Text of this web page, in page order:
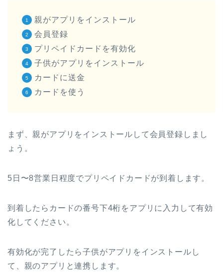
親がアプリをインストール
会員登録
プリペイドカードを有効化
子供がアプリをインストール
カードに送金
カードを使う
まず、親がアプリをインストールして会員登録しまし
ょう。
5日〜8営業日程度でプリペイドカードが到着します。
到着したらカードの番号下4桁をアプリに入力して有効
化してください。
有効化が完了したら子供がアプリをインストールし
て、親のアプリと連携します。